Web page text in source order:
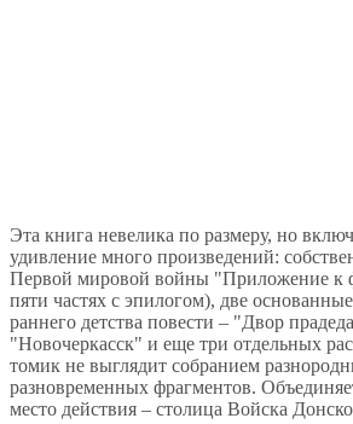
Эта книга невелика по размеру, но
удивление много произведений:
Первой мировой войны "Приложение к
пяти частях с эпилогом), две
раннего детства повести – "Двор
"Новочеркасск" и еще три отдельных
томик не выглядит собранием
разновременных фрагментов.
место действия – столица Войска